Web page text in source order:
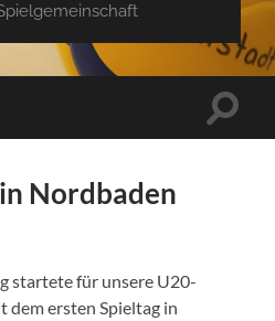
Nordbaden
startete für unsere U20-
dem ersten Spieltag in